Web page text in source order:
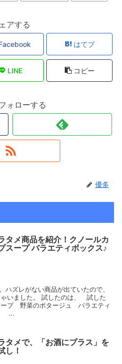
アする
はてブ
LINE コピー
ォローする
優多
タメ商品を紹介！クノールカ
スープ バラエティボックス♪
ハズレがない商品が出ていたので、
いました。 試したのは、 試した
野菜のポタージュ バラエティ
...
タメで、「お酒にプラス」を
し！